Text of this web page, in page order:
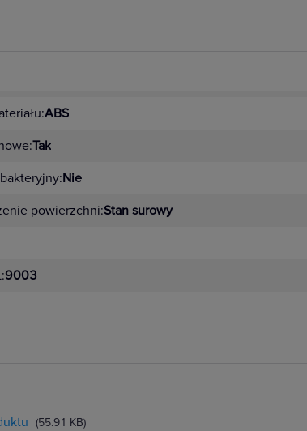
ABS
Tak
Nie
powierzchni:Stan surowy
9003
(55.91 KB)